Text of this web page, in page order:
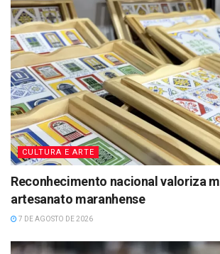
CULTURA E ARTE
Reconhecimento nacional valoriza
artesanato maranhense
7 DE AGOSTO DE 2026